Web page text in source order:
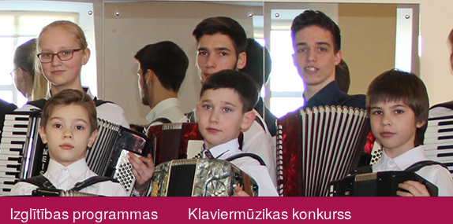
Izglītības programmas
Klaviermūzikas konkurss